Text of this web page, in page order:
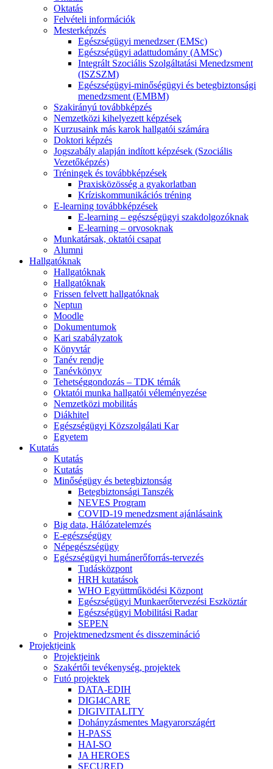
Oktatás
Felvételi információk
Mesterképzés
Egészségügyi menedzser (EMSc)
Egészségügyi adattudomány (AMSc)
Integrált Szociális Szolgáltatási Menedzsment
(ISZSZM)
Egészségügyi-minőségügyi és betegbiztonsági
menedzsment (EMBM)
Szakirányú továbbképzés
Nemzetközi kihelyezett képzések
Kurzusaink más karok hallgatói számára
Doktori képzés
Jogszabály alapján indított képzések (Szociális
Vezetőképzés)
Tréningek és továbbképzések
Praxisközösség a gyakorlatban
Kríziskommunikációs tréning
E-learning továbbképzések
E-learning – egészségügyi szakdolgozóknak
E-learning – orvosoknak
Munkatársak, oktatói csapat
Alumni
Hallgatóknak
Hallgatóknak
Hallgatóknak
Frissen felvett hallgatóknak
Neptun
Moodle
Dokumentumok
Kari szabályzatok
Könyvtár
Tanév rendje
Tanévkönyv
Tehetséggondozás – TDK témák
Oktatói munka hallgatói véleményezése
Nemzetközi mobilitás
Diákhitel
Egészségügyi Közszolgálati Kar
Egyetem
Kutatás
Kutatás
Kutatás
Minőségügy és betegbiztonság
Betegbiztonsági Tanszék
NEVES Program
COVID-19 menedzsment ajánlásaink
Big data, Hálózatelemzés
E-egészségügy
Népegészségügy
Egészségügyi humánerőforrás-tervezés
Tudásközpont
HRH kutatások
WHO Együttműködési Központ
Egészségügyi Munkaerőtervezési Eszköztár
Egészségügyi Mobilitási Radar
SEPEN
Projektmenedzsment és disszemináció
Projektjeink
Projektjeink
Szakértői tevékenység, projektek
Futó projektek
DATA-EDIH
DIGI4CARE
DIGIVITALITY
Dohányzásmentes Magyarországért
H-PASS
HAI-SO
JA HEROES
SECURED